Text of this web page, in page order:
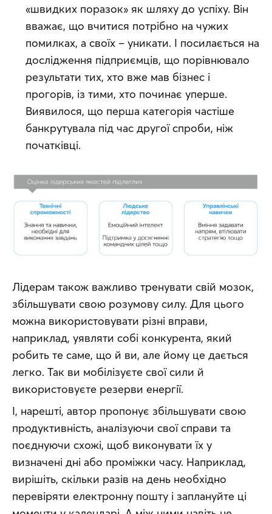
«швидких поразок» як шляху до успіху. Він
вважає, що вчитися потрібно на чужих
помилках, а своїх – уникати. І посилається на
дослідження підприємців, що порівнювало
результати тих, хто вже мав бізнес і
прогорів, із тими, хто починає уперше.
Виявилося, що перша категорія частіше
банкрутувала під час другої спроби, ніж
початківці.
Лідерам також важливо тренувати свій мозок,
збільшувати свою розумову силу. Для цього
можна використовувати різні вправи,
наприклад, уявляти собі конкурента, який
робить те саме, що й ви, але йому це дається
легко. Так ви мобілізуєте свої сили й
використовуєте резерви енергії.
І, нарешті, автор пропонує збільшувати свою
продуктивність, аналізуючи свої справи та
поєднуючи схожі, щоб виконувати їх у
визначені дні або проміжки часу. Наприклад,
вирішіть, скільки разів на день необхідно
перевіряти електронну пошту і заплануйте ці